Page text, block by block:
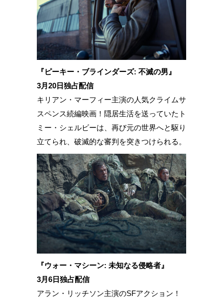
『ピーキー・ブラインダーズ: 不滅の男』
3月20日独占配信
キリアン・マーフィー主演の人気クライムサ
スペンス続編映画！隠居生活を送っていたト
ミー・シェルビーは、再び元の世界へと駆り
立てられ、破滅的な審判を突きつけられる。
『ウォー・マシーン: 未知なる侵略者』
3月6日独占配信
アラン・リッチソン主演のSFアクション！